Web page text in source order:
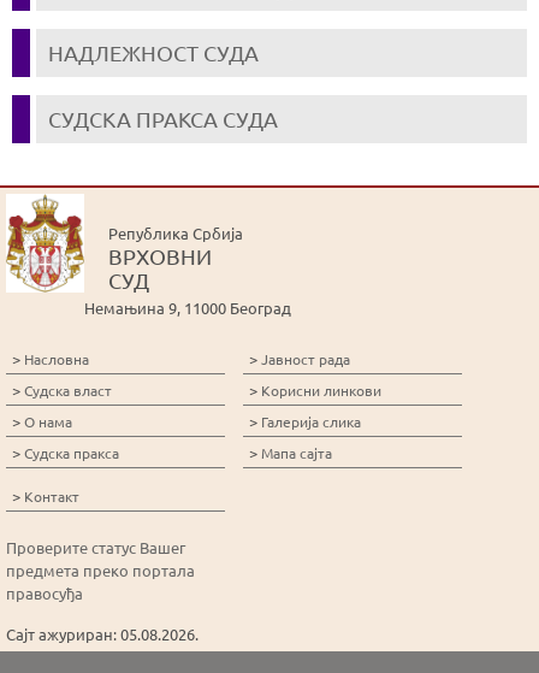
НАДЛЕЖНОСТ СУДА
СУДСКА ПРАКСА СУДА
Република Србија
ВРХОВНИ
СУД
Немањина 9, 11000 Београд
> Насловна
>Судска власт
>О нама
>Судска пракса
>Јавност рада
> Корисни линкови
> Галерија слика
> Мапа сајта
> Контакт
Проверите статус Вашег
предмета преко портала
правосуђа
Сајт ажуриран: 05.08.2026.